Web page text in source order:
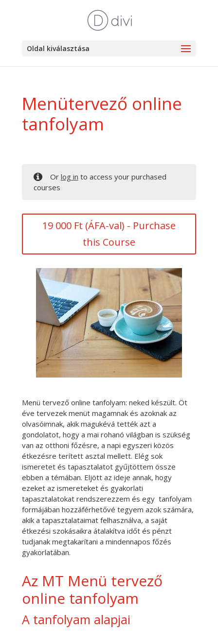
Oldal kiválasztása
Menütervező online
tanfolyam
Or log in to access your purchased
courses
19 000 Ft (ÁFA-val) - Purchase
this Course
Menü tervező online tanfolyam: neked készült. Öt
éve tervezek menüt magamnak és azoknak az
olvasóimnak, akik magukévá tették azt a
gondolatot, hogy a mai rohanó világban is szükség
van az otthoni főzésre, a napi egyszeri közös
étkezésre terített asztal mellett. Elég sok
ismeretet és tapasztalatot gyűjtöttem össze
ebben a témában. Eljött az ideje annak, hogy
ezeket az ismereteket és gyakorlati
tapasztalatokat rendszerezzem és egy tanfolyam
formájában hozzáférhetővé tegyem azok számára,
akik a tapasztalataimat felhasználva, a saját
étkezési szokásaikra átalakítva időt és pénzt
tudjanak megtakarítani a mindennapos főzés
gyakorlatában.
Az MT Menü tervező
online tanfolyam
A tanfolyam alapjai